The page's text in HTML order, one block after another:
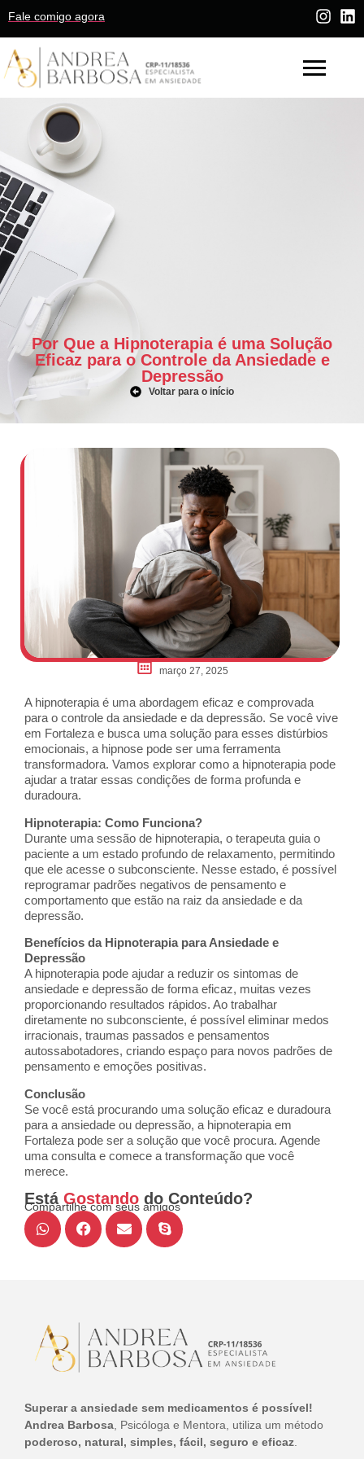
Fale comigo agora
Por Que a Hipnoterapia é uma Solução
Eficaz para o Controle da Ansiedade e
Depressão
Voltar para o início
março 27, 2025
A hipnoterapia é uma abordagem eficaz e comprovada
para o controle da ansiedade e da depressão. Se você vive
em Fortaleza e busca uma solução para esses distúrbios
emocionais, a hipnose pode ser uma ferramenta
transformadora. Vamos explorar como a hipnoterapia pode
ajudar a tratar essas condições de forma profunda e
duradoura.
Hipnoterapia: Como Funciona?
Durante uma sessão de hipnoterapia, o terapeuta guia o
paciente a um estado profundo de relaxamento, permitindo
que ele acesse o subconsciente. Nesse estado, é possível
reprogramar padrões negativos de pensamento e
comportamento que estão na raiz da ansiedade e da
depressão.
Benefícios da Hipnoterapia para Ansiedade e
Depressão
A hipnoterapia pode ajudar a reduzir os sintomas de
ansiedade e depressão de forma eficaz, muitas vezes
proporcionando resultados rápidos. Ao trabalhar
diretamente no subconsciente, é possível eliminar medos
irracionais, traumas passados e pensamentos
autossabotadores, criando espaço para novos padrões de
pensamento e emoções positivas.
Conclusão
Se você está procurando uma solução eficaz e duradoura
para a ansiedade ou depressão, a hipnoterapia em
Fortaleza pode ser a solução que você procura. Agende
uma consulta e comece a transformação que você
merece.
Está Gostando do Conteúdo?
Compartilhe com seus amigos
Superar a ansiedade sem medicamentos é possível!
Andrea Barbosa , Psicóloga e Mentora, utiliza um método
poderoso, natural, simples, fácil, seguro e eficaz